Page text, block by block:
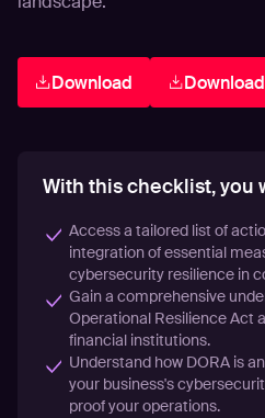
Download Download
With this checklist, you
Access a tailored list of
integration of essential
cybersecurity resilience in
Gain a comprehensive
Operational Resilience Act
financial institutions.
Understand how DORA is
your business's
proof your operations.